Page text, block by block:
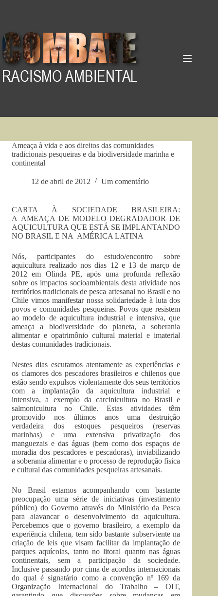
Ameaça à vida e aos direitos das comunidades
tradicionais pesqueiras e da biodiversidade marinha e
continental
12 de abril de 2012 Um comentário
CARTA À SOCIEDADE BRASILEIRA:
A AMEAÇA DE MODELO DEGRADADOR DE
AQUICULTURA QUE ESTÁ SE IMPLANTANDO
NO BRASIL E NA AMÉRICA LATINA
Nós, participantes do estudo/encontro sobre
aquicultura realizado nos dias 12 e 13 de março de
2012 em Olinda PE, após uma profunda reflexão
sobre os impactos socioambientais desta atividade nos
territórios tradicionais de pesca artesanal no Brasil e no
Chile vimos manifestar nossa solidariedade à luta dos
povos e comunidades pesqueiras. Povos que resistem
ao modelo de aquicultura industrial e intensiva, que
ameaça a biodiversidade do planeta, a soberania
alimentar e opatrimônio cultural material e imaterial
destas comunidades tradicionais.
Nestes dias escutamos atentamente as experiências e
os clamores dos pescadores brasileiros e chilenos que
estão sendo expulsos violentamente dos seus territórios
com a implantação da aquicultura industrial e
intensiva, a exemplo da carcinicultura no Brasil e
salmonicultura no Chile. Estas atividades têm
promovido nos últimos anos uma destruição
verdadeira dos estoques pesqueiros (reservas
marinhas) e uma extensiva privatização dos
manguezais e das águas (bem como dos espaços de
moradia dos pescadores e pescadoras), inviabilizando
a soberania alimentar e o processo de reprodução física
e cultural das comunidades pesqueiras artesanais.
No Brasil estamos acompanhando com bastante
preocupação uma série de iniciativas (investimento
público) do Governo através do Ministério da Pesca
para alavancar o desenvolvimento da aquicultura.
Percebemos que o governo brasileiro, a exemplo da
experiência chilena, tem sido bastante subserviente na
criação de leis que visam facilitar da implantação de
parques aquícolas, tanto no litoral quanto nas águas
continentais, sem a participação da sociedade.
Inclusive passando por cima de acordos internacionais
do qual é signatário como a convenção nº 169 da
Organização Internacional do Trabalho – OIT,